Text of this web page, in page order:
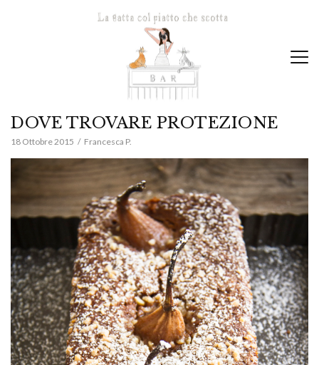
DOVE TROVARE PROTEZIONE
18 Ottobre 2015 Francesca P.